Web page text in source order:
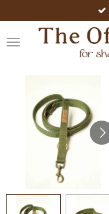
Hauptinhalt
springen